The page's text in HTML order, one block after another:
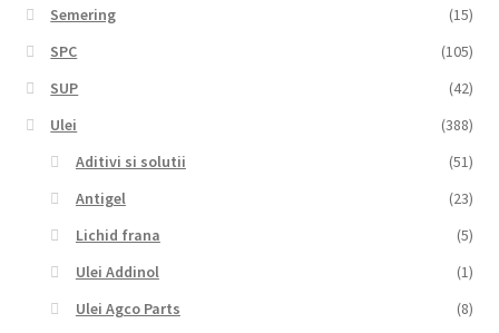
Semering
(15)
SPC
(105)
SUP
(42)
Ulei
(388)
Aditivi si solutii
(51)
Antigel
(23)
Lichid frana
(5)
Ulei Addinol
(1)
Ulei Agco Parts
(8)